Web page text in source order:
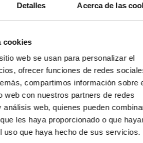
Detalles Acerca de las
cookies
web se usan para personalizar el
ofrecer funciones de redes
compartimos información sobre
web con nuestros partners de redes
web, quienes pueden
les haya proporcionado o que
uso que haya hecho de sus servicios.
y dónde es un artículo que trata sobre